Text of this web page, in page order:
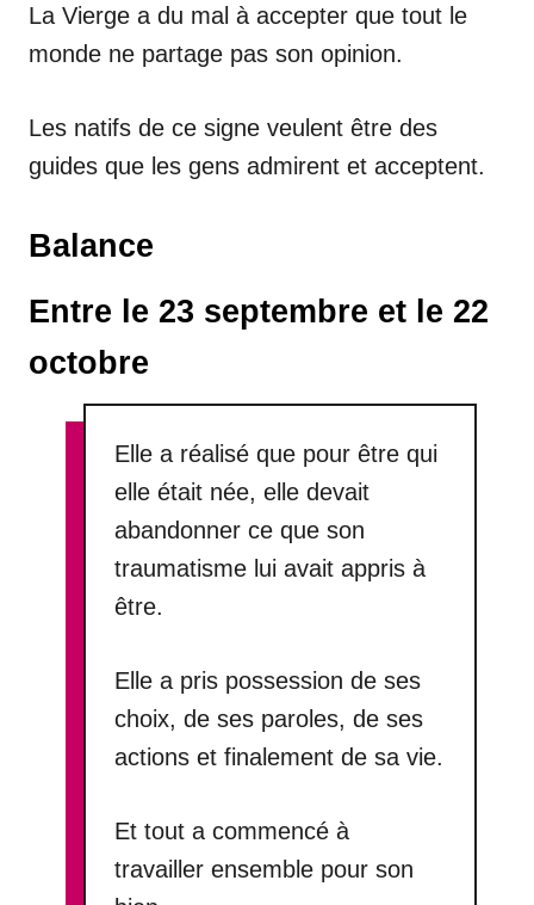
La Vierge a du mal à accepter que tout le
monde ne partage pas son opinion.
Les natifs de ce signe veulent être des
guides que les gens admirent et acceptent.
Balance
Entre le 23 septembre et le 22
octobre
Elle a réalisé que pour être qui
elle était née, elle devait
abandonner ce que son
traumatisme lui avait appris à
être.
Elle a pris possession de ses
choix, de ses paroles, de ses
actions et finalement de sa vie.
Et tout a commencé à
travailler ensemble pour son